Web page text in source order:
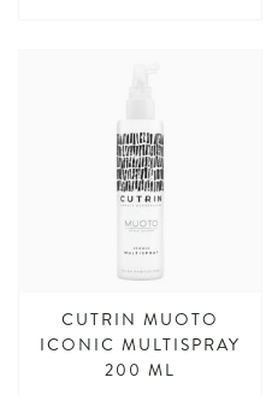
CUTRIN MUOTO
ICONIC MULTISPRAY
200 ML